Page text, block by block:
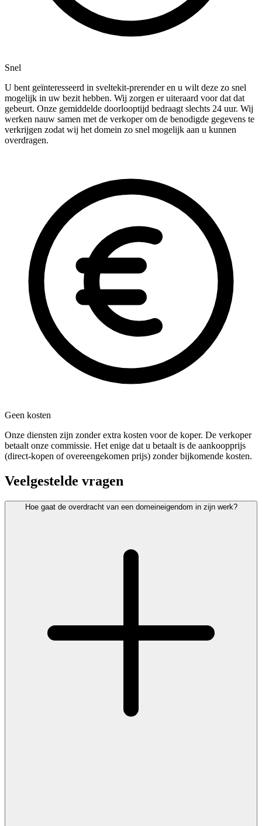
Snel
U bent geïnteresseerd in sveltekit-prerender en u wilt deze zo snel
mogelijk in uw bezit hebben. Wij zorgen er uiteraard voor dat dat
gebeurt. Onze gemiddelde doorlooptijd bedraagt slechts 24 uur. Wij
werken nauw samen met de verkoper om de benodigde gegevens te
verkrijgen zodat wij het domein zo snel mogelijk aan u kunnen
overdragen.
Geen kosten
Onze diensten zijn zonder extra kosten voor de koper. De verkoper
betaalt onze commissie. Het enige dat u betaalt is de aankoopprijs
(direct-kopen of overeengekomen prijs) zonder bijkomende kosten.
Veelgestelde vragen
Hoe gaat de overdracht van een domeineigendom in zijn werk?